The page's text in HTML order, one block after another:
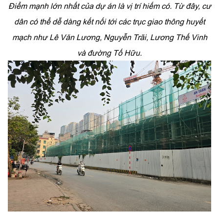
Điểm mạnh lớn nhất của dự án là vị trí hiếm có. Từ đây, cư
dân có thể dễ dàng kết nối tới các trục giao thông huyết
mạch như Lê Văn Lương, Nguyễn Trãi, Lương Thế Vinh
và đường Tố Hữu.